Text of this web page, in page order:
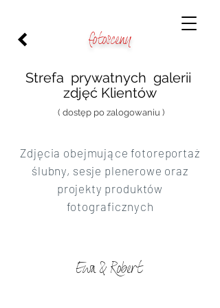
fotosceny
Strefa prywatnych galerii
zdjęć Klientów
( dostęp po zalogowaniu )
Zdjęcia obejmujące fotoreportaż
ślubny, sesje plenerowe oraz
projekty produktów
fotograficznych
Ewa & Robert